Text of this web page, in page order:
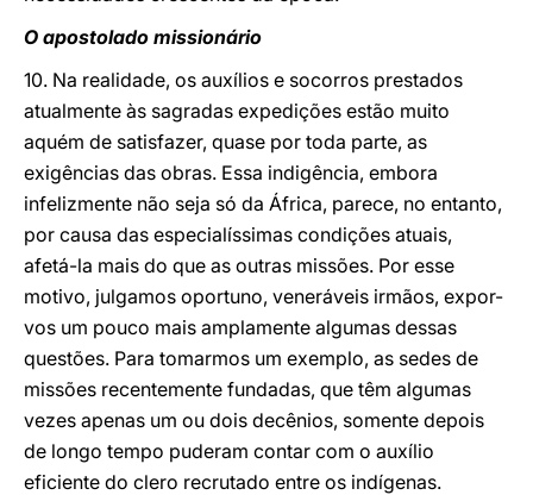
O apostolado missionário
10. Na realidade, os auxílios e socorros prestados
atualmente às sagradas expedições estão muito
aquém de satisfazer, quase por toda parte, as
exigências das obras. Essa indigência, embora
infelizmente não seja só da África, parece, no entanto,
por causa das especialíssimas condições atuais,
afetá-la mais do que as outras missões. Por esse
motivo, julgamos oportuno, veneráveis irmãos, expor-
vos um pouco mais amplamente algumas dessas
questões. Para tomarmos um exemplo, as sedes de
missões recentemente fundadas, que têm algumas
vezes apenas um ou dois decênios, somente depois
de longo tempo puderam contar com o auxílio
eficiente do clero recrutado entre os indígenas.